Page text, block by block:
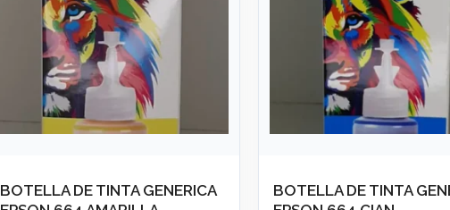
BOTELLA DE TINTA GENERICA
BOTELLA DE TINTA